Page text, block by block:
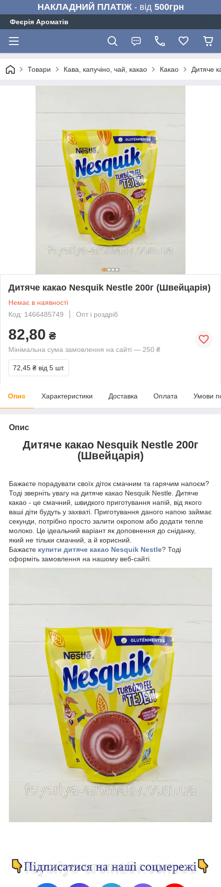
НАКЛАДНИЙ ПЛАТІЖ- від 500грн
Феєрія Ароматів
Товари Кава, капучіно, чай, какао Какао Дитяче
Дитяче какао Nesquik Nestle 200г (Швейцарія)
Немає в наявності
Код: 1466485749
Опт і роздріб
82,80 ₴
Мінімальна сума замовлення на сайті — 250 ₴
72,45 ₴ від 5 шт.
Опис Характеристики Доставка Оплата Умови
Опис
Дитяче какао Nesquik Nestle 200г
(Швейцарія)
Бажаєте порадувати своїх діток смачним та гарячим напоєм?
Тоді зверніть увагу на дитяче какао Nesquik Nestle. Дитяче
какао - це смачний, швидкого приготування напій, від якого
ваші діти будуть у захваті. Приготування даного напою займає
секунди, потрібно просто залити окропом або додати тепле
молоко. Це ідеальний варіант як доповнення до сніданку,
який не тільки смачний, а й корисний.
Бажаєте купити дитяче какао Nesquik Nestle? Тоді
оформіть замовлення на нашому веб-сайті.